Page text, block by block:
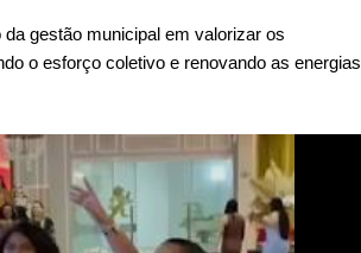
gestão municipal em valorizar os
o esforço coletivo e renovando as energias